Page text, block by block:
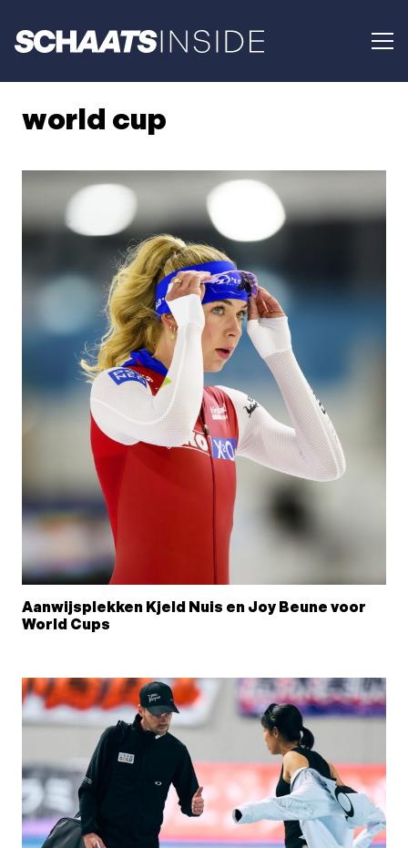
world cup
Aanwijsplekken Kjeld Nuis en Joy Beune voor
World Cups